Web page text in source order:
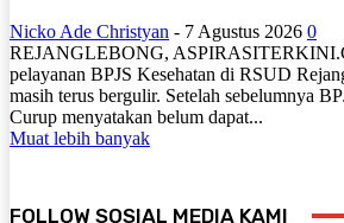
Nicko Ade Christyan - 7 Agustus 2026 0
REJANGLEBONG,
pelayanan BPJS Kesehatan di RSUD
masih terus bergulir. Setelah sebelumnya
Curup menyatakan belum dapat...
Muat lebih banyak
FOLLOW SOSIAL MEDIA KAMI